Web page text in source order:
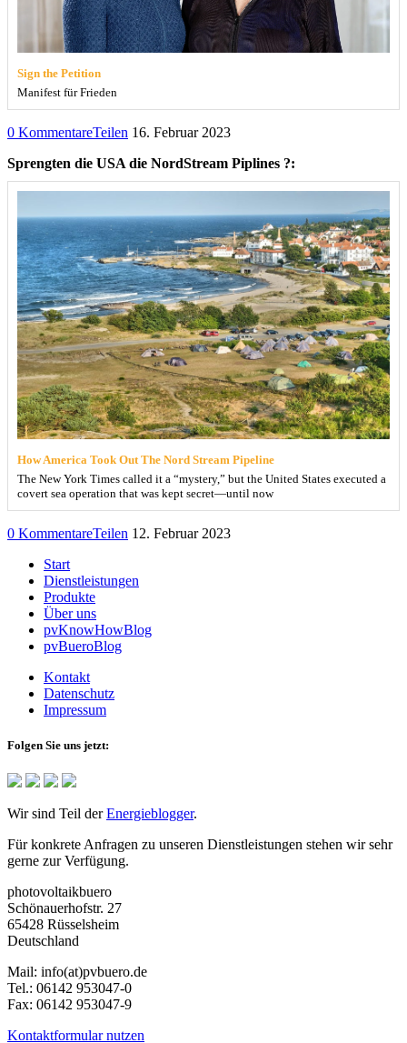
Sign the Petition
Manifest für Frieden
0 KommentareTeilen 16. Februar 2023
Sprengten die USA die NordStream Piplines ?:
How America Took Out The Nord Stream Pipeline
The New York Times called it a “mystery,” but the United States executed a
covert sea operation that was kept secret—until now
0 KommentareTeilen 12. Februar 2023
Start
Dienstleistungen
Produkte
Über uns
pvKnowHowBlog
pvBueroBlog
Kontakt
Datenschutz
Impressum
Folgen Sie uns jetzt:
Wir sind Teil derEnergieblogger.
Für konkrete Anfragen zu unseren Dienstleistungen stehen wir sehr
gerne zur Verfügung.
photovoltaikbuero
Schönauerhofstr. 27
65428 Rüsselsheim
Deutschland
Mail: info(at)pvbuero.de
Tel.: 06142 953047-0
Fax: 06142 953047-9
Kontaktformular nutzen